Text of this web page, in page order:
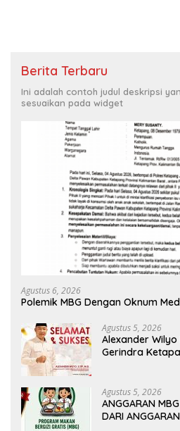
Berita Terbaru
Ini adalah contoh judul deskripsi
sesuaikan pada widget
Agustus 6, 2026
Polemik MBG Dengan Oknum
Agustus 5, 2026
Alexander Wilyo
Gerindra
Agustus 5, 2026
ANGGARAN
DARI